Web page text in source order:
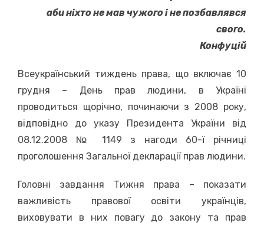
аби ніхто не мав чужого і не позбавлявся
свого.
Конфуцій
Всеукраїнський тиждень права, що включає 10
грудня – День прав людини, в Україні
проводиться щорічно, починаючи з 2008 року,
відповідно до указу Президента України від
08.12.2008 № 1149 з нагоди 60-ї річниці
проголошення Загальної декларації прав людини.
Головні завдання Тижня права – показати
важливість правової освіти українців,
виховувати в них повагу до закону та прав